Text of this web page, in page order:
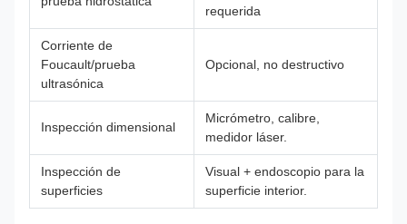
requerida
Corriente de
Foucault/prueba
ultrasónica
Opcional, no destructivo
Inspección dimensional
Micrómetro, calibre,
medidor láser.
Inspección de
superficies
Visual + endoscopio para la
superficie interior.